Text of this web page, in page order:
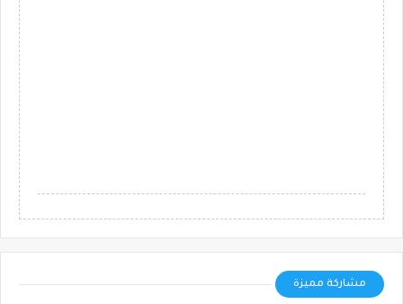
مشاركة مميزة